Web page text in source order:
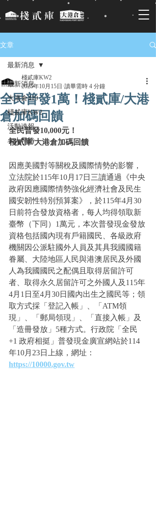
文章
最新消息
大港倉410
棧貳庫KW2
活動速報
名人帶路
最新消息
全民普發1萬！棧貳庫/大港
倉加碼回饋
棧貳庫KW2
2025年10月15日 讀畢需時 4 分鐘
全民普發10,000元！
棧貳庫/大港倉加碼回饋
因應美國對等關稅及國際情勢的影響，
立法院於115年10月17日三讀通過《中央
政府因應國際情勢強化經濟社會及民生
國安韌性特別預算案》，於115年4月30
日前符合發放資格者，每人均得領取新
臺幣（下同）1萬元，本次普發現金發放
資格包括國內現有戶籍國民、各級政府
機關因公派駐國外人員及其具我國國籍
眷屬、大陸地區人民與港澳居民及外國
人為我國國民之配偶且取得居留許可
者、取得永久居留許可之外國人及115年
4月1日至4月30日國內出生之國民等；領
取方式採「登記入帳」、「ATM領
現」、「郵局領現」、「直接入帳」及
「造冊發放」5種方式。行政院「全民
+1 政府相挺」普發現金廣宣網站於114
年10月23日上線，網址：
https://10000.gov.tw